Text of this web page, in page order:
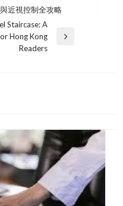
近視控制全攻略
Staircase: A
Hong Kong
Readers